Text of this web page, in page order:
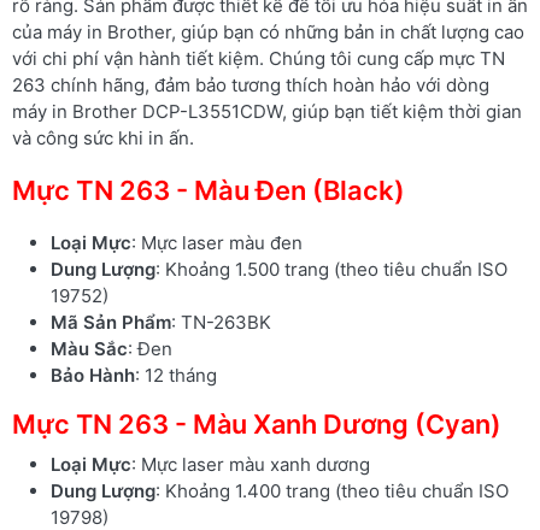
rõ ràng. Sản phẩm được thiết kế để tối ưu hóa hiệu suất in ấn
của máy in Brother, giúp bạn có những bản in chất lượng cao
với chi phí vận hành tiết kiệm. Chúng tôi cung cấp mực TN
263 chính hãng, đảm bảo tương thích hoàn hảo với dòng
máy in Brother DCP-L3551CDW, giúp bạn tiết kiệm thời gian
và công sức khi in ấn.
Mực TN 263 - Màu Đen (Black)
Loại Mực: Mực laser màu đen
Dung Lượng: Khoảng 1.500 trang (theo tiêu chuẩn ISO
19752)
Mã Sản Phẩm: TN-263BK
Màu Sắc: Đen
Bảo Hành: 12 tháng
Mực TN 263 - Màu Xanh Dương (Cyan)
Loại Mực: Mực laser màu xanh dương
Dung Lượng: Khoảng 1.400 trang (theo tiêu chuẩn ISO
19798)